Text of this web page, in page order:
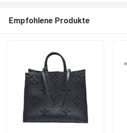
Empfohlene Produkte